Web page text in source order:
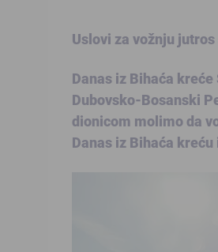
Uslovi za vožnju
Danas iz Bihaća
Dubovsko-Bosanski
dionicom molimo da
Danas iz Bihaća